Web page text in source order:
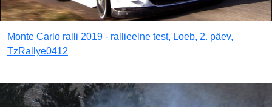
Monte Carlo ralli 2019 - rallieelne test, Loeb, 2. päev,
TzRallye0412